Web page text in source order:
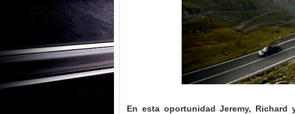
En esta oportunidad Jeremy,